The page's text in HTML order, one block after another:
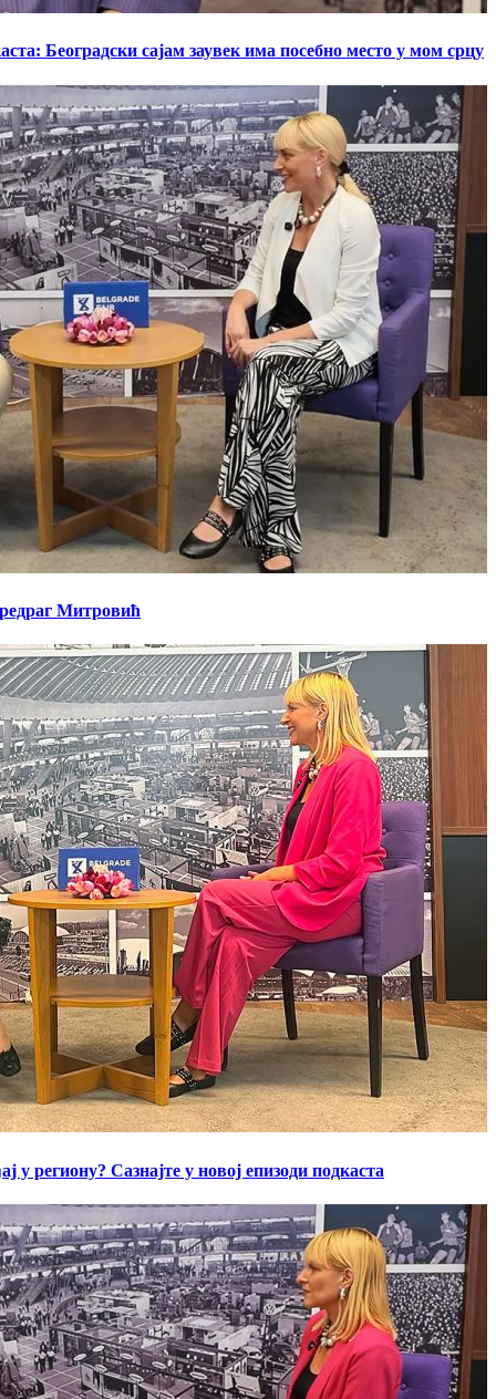
Београдски сајам заувек има посебно место у мом срцу
Митровић
у региону? Сазнајте у новој епизоди подкаста